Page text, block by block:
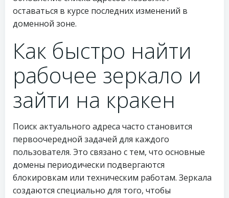
оставаться в курсе последних изменений в
доменной зоне.
Как быстро найти
рабочее зеркало и
зайти на кракен
Поиск актуального адреса часто становится
первоочередной задачей для каждого
пользователя. Это связано с тем, что основные
домены периодически подвергаются
блокировкам или техническим работам. Зеркала
создаются специально для того, чтобы